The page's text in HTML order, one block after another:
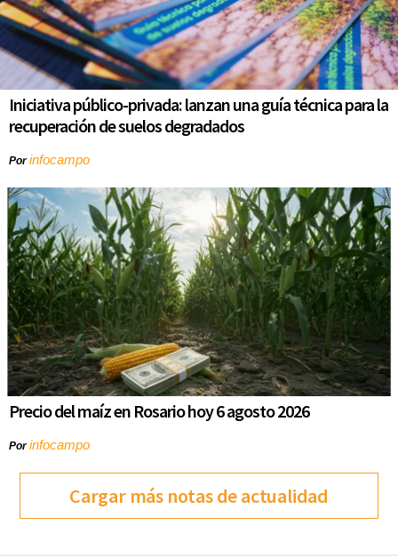
Iniciativa público-privada: lanzan una guía técnica para la
recuperación de suelos degradados
Porinfocampo
Precio del maíz en Rosario hoy 6 agosto 2026
Porinfocampo
Cargar más notas de actualidad